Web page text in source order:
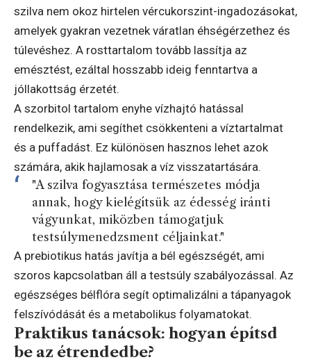
szilva nem okoz hirtelen vércukorszint-ingadozásokat,
amelyek gyakran vezetnek váratlan éhségérzethez és
túlevéshez. A rosttartalom tovább lassítja az
emésztést, ezáltal hosszabb ideig fenntartva a
jóllakottság érzetét.
A szorbitol tartalom enyhe vízhajtó hatással
rendelkezik, ami segíthet csökkenteni a víztartalmat
és a puffadást. Ez különösen hasznos lehet azok
számára, akik hajlamosak a víz visszatartására.
"A szilva fogyasztása természetes módja
annak, hogy kielégítsük az édesség iránti
vágyunkat, miközben támogatjuk
testsúlymenedzsment céljainkat."
A prebiotikus hatás javítja a bél egészségét, ami
szoros kapcsolatban áll a testsúly szabályozással. Az
egészséges bélflóra segít optimalizálni a tápanyagok
felszívódását és a metabolikus folyamatokat.
Praktikus tanácsok: hogyan építsd
be az étrendedbe?